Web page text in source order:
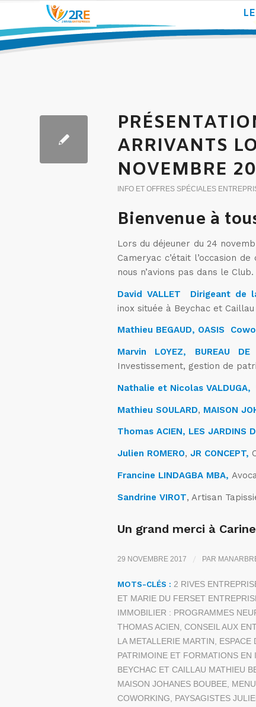
ARRIVANTS
NOVEMBRE
INFO ET OFFRES SPÉCIALES
Bienvenue à
Lors du déjeuner du 24
Cameryac c’était l’occasion
nous n’avions pas dans le Club.
David VALLET Dirigeant de
inox située à Beychac et Caillau
Mathieu BEGAUD, OASIS
Marvin LOYEZ, BUREAU DE
Investissement, gestion de
Nathalie et Nicolas VALDUGA,
Mathieu SOULARD, MAISON
Thomas ACIEN, LES JARDINS
Julien ROMERO, JR CONCEPT,
Francine LINDAGBA MBA,
Sandrine VIROT, Artisan
Un grand merci à
29 NOVEMBRE 2017 / PAR
MOTS-CLÉS : 2 RIVES
ET MARIE DU FERSET
IMMOBILIER : PROGRAMMES
THOMAS ACIEN CONSEIL AUX
LA METALLERIE MARTIN
ESPACE
PATRIMOINE ET FORMATIONS
BEYCHAC ET CAILLAU MATHIEU
MAISON JOHANES BOUBEE
COWORKING
PAYSAGISTES